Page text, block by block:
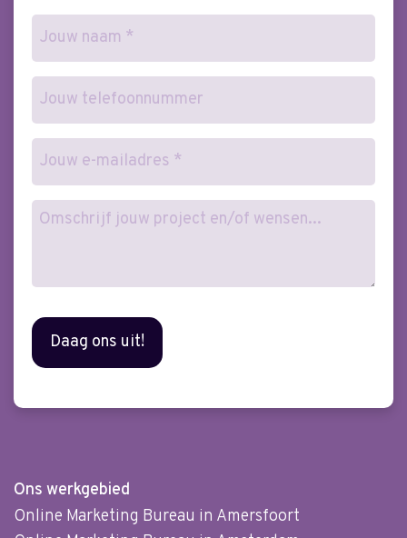
Naam
(Vereist)
Telefoonnummer
mailadres
(Vereist)
Wensen
Ons werkgebied
Online Marketing Bureau in Amersfoort